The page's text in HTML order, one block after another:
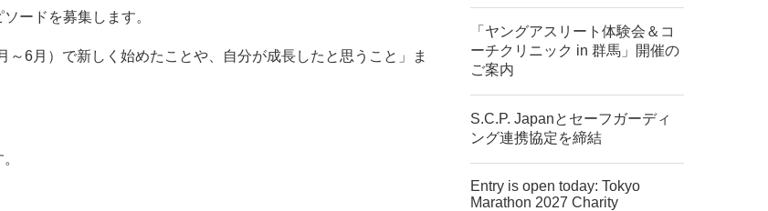
ードを募集します。
6月）で新しく始めたことや、自分が成長したと思うこと」ま
「ヤングアスリート体験会＆コ
ーチクリニック in 群馬」開催の
ご案内
S.C.P. Japanとセーフガーディ
ング連携協定を締結
Entry is open today: Tokyo
Marathon 2027 Charity